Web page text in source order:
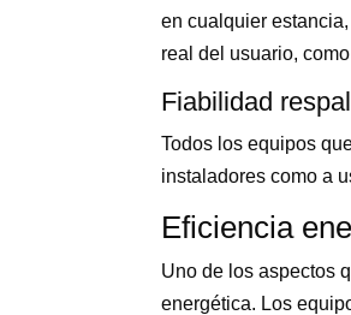
en cualquier
real del usuario,
Fiabilidad
Todos los equipos
instaladores como a
Eficiencia
Uno de los aspectos
energética. Los